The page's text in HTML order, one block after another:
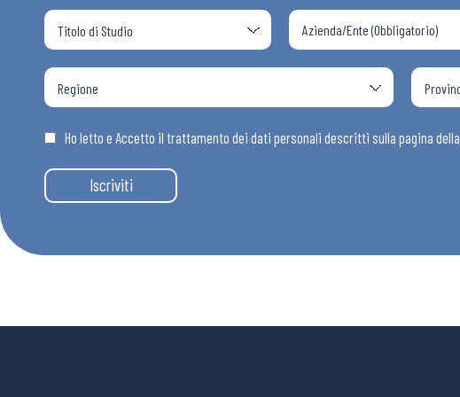
Ho letto e Accetto il trattamento dei dati personali descritti sulla pagina della
Iscriviti